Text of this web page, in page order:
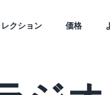
レクション 価格